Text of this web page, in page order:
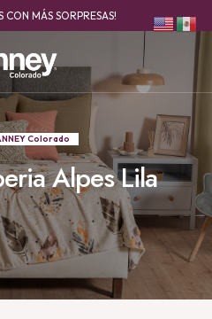
CON MÁS SORPRESAS!
Colorado
Alpes Lila